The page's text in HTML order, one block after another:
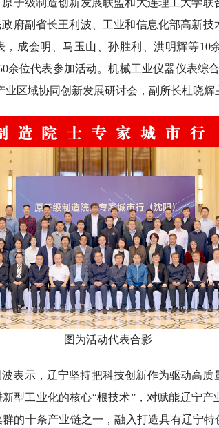
子级制造创新发展联盟和大连理工大学联
府副省长王利波、工业和信息化部高新技
成会明、马玉山、孙胜利、洪明辉等10
余位代表参加活动。机械工业仪器仪表综
区域协同创新发展研讨会，副所长杜晓辉
图为活动代表合影
表示，辽宁坚持把科技创新作为驱动高
型工业化的核心“根技术”，对赋能辽宁产
的十条产业链之一，融入打造具有辽宁特